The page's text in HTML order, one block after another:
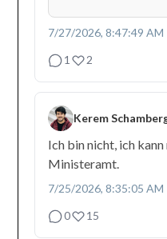
7/27/2026, 8:47:49 AM
1
2
Kerem
Ich bin nicht, ich
Ministeramt.
7/25/2026, 8:35:05 AM
0
15